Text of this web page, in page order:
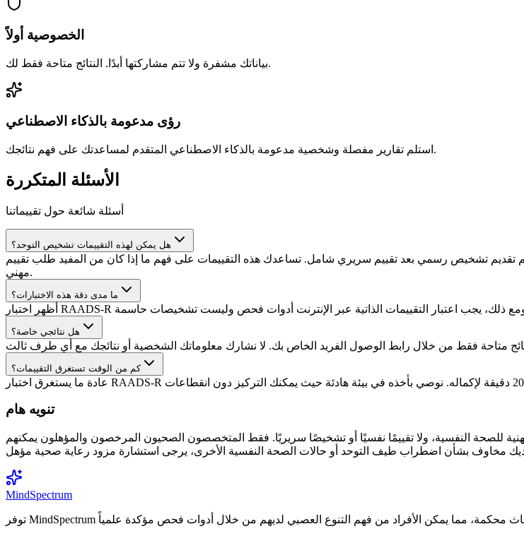
الخصوصية أولاً
بياناتك مشفرة ولا تتم مشاركتها أبدًا. النتائج متاحة فقط لك.
رؤى مدعومة بالذكاء الاصطناعي
استلم تقارير مفصلة وشخصية مدعومة بالذكاء الاصطناعي المتقدم لمساعدتك على فهم نتائجك.
الأسئلة المتكررة
أسئلة شائعة حول تقييماتنا
هل يمكن لهذه التقييمات تشخيص التوحد؟
تشخيص رسمي بعد تقييم سريري شامل. تساعدك هذه التقييمات على فهم ما إذا كان من المفيد طلب تقييم
مهني.
ما مدى دقة هذه الاختبارات؟
هل نتائجي خاصة؟
كم من الوقت تستغرق التقييمات؟
تنويه هام
للصحة النفسية، ولا تقييمًا نفسيًا أو تشخيصًا سريريًا. فقط المتخصصون الصحيون المرخصون والمؤهلون يمكنهم
MindSpectrum